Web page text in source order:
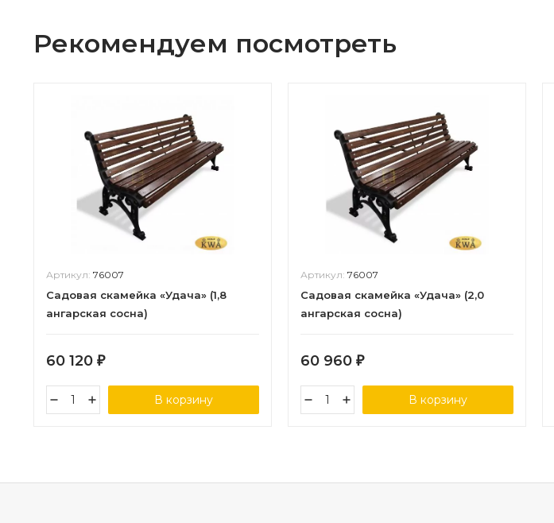
Рекомендуем посмотреть
Артикул: 76007
Садовая скамейка «Удача» (1,8
ангарская сосна)
60 120 ₽
В корзину
Артикул: 76007
Садовая скамейка «Удача» (2,0
ангарская сосна)
60 960 ₽
В корзину